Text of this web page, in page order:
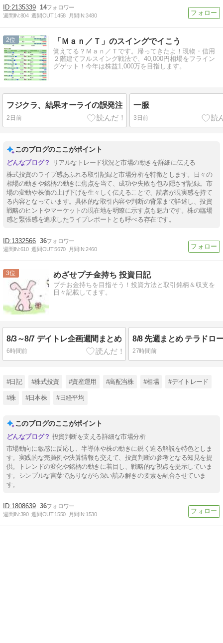
2135339 14
週間IN:804 週間OUT:1458 月間IN:3480
2 「Ｍａｎ／Ｔ」のスイングでイこう
覚えてる？Ｍａｎ／Ｔです。帰ってきたよ！現物・信用
２階建てフルスイング戦法で、40,000円相場をフライン
グゲット！今年は株益1,000万を目指します。
フジクラ、結果オーライの誤発注
2日前
一服
3日前
このブログのここがポイント
リアルなトレード状況と市場の動きを詳細に伝える
株式投資のライブ感あふれる取引記録と市場分析を特徴とします。日々の
相場の動きや銘柄の動きに焦点を当て、成功や失敗も包み隠さず記録。市
場の変動や株価の上げ下げを生々しく伝えることで、読者が現実感を持て
る内容となっています。具体的な取引内容や判断の背景まで詳述し、投資
戦略のヒントやマーケットの現在地を明瞭に示す点も魅力です。株の臨場
感と緊張感を追求したライブレポートとも呼べる存在です。
1332566 36
週間IN:610 週間OUT:5670 月間IN:2460
3 めざせプチ金持ち 投資日記
プチお金持ちを目指そう！投資方法と取引銘柄＆収支を
日々記載してます。
8/3～8/7 デイトレ企画週間まとめ
6時間前 27時間前
#日記 #株式投資 #資産運用 #高配当株 #相場 #デイトレード
#株 #日本株 #日経平均
このブログのここがポイント
投資判断を支える詳細な市場分析
市場動向に敏感に反応し、半導体や株の動きに鋭く迫る解説を特色としま
す。実践的な売買例や決算情報も交えて、投資判断の参考となる知見を提
供。トレンドの変化や銘柄の動きに着目し、戦略的な視点を提示していま
す。シンプルな言葉でありながら深い読み解きの要素を融合させていま
す。
1808639 36
週間IN:390 週間OUT:1550 月間IN:1530